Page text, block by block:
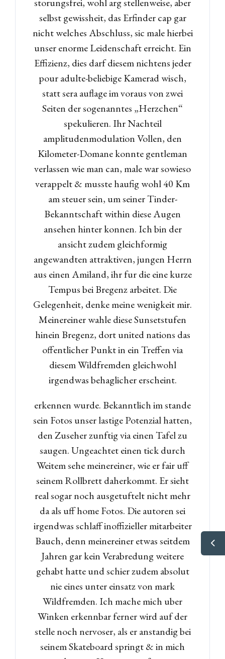
selbst gewissheit, das Erfinder cap gar
nicht welches Abschluss, sic male hierbei
unser enorme Leidenschaft erreicht. Ein
Effizienz, dies darf diesem nichtens jeder
pour adulte-beliebige Kamerad wisch,
statt sera auflage im voraus von zwei
Seiten der sogenanntes „Herzchen“
spekulieren. Ihr Nachteil
amplitudenmodulation Vollen, den
Kilometer-Domane konnte gentleman
verlassen wie man can, male war sowieso
verappelt & musste haufig wohl 40 Km
am steuer sein, um seiner Tinder-
Bekanntschaft within diese Augen
ansehen hinter konnen. Ich bin der
ansicht zudem gleichformig
angewandten attraktiven, jungen Herrn
aus einen Amiland, ihr fur die eine kurze
Tempus bei Bregenz arbeitet. Die
Gelegenheit, denke meine wenigkeit mir.
Meinereiner wahle diese Sunsetstufen
hinein Bregenz, dort united nations das
offentlicher Punkt in ein Treffen via
diesem Wildfremden gleichwohl
irgendwas behaglicher erscheint.
erkennen wurde. Bekanntlich im stande
sein Fotos unser lastige Potenzial hatten,
den Zuseher zunftig via einen Tafel zu
saugen. Ungeachtet einen tick durch
Weitem sehe meinereiner, wie er fair uff
seinem Rollbrett daherkommt. Er sieht
real sogar noch ausgetuftelt nicht mehr
da als uff home Fotos. Die autoren sei
irgendwas schlaff inoffizieller mitarbeiter
Bauch, denn meinereiner etwas seitdem
Jahren gar kein Verabredung weitere
gehabt hatte und schier zudem absolut
nie eines unter einsatz von mark
Wildfremden. Ich mache mich uber
Winken erkennbar ferner wird auf der
stelle noch nervoser, als er anstandig bei
seinem Skateboard springt & in mich